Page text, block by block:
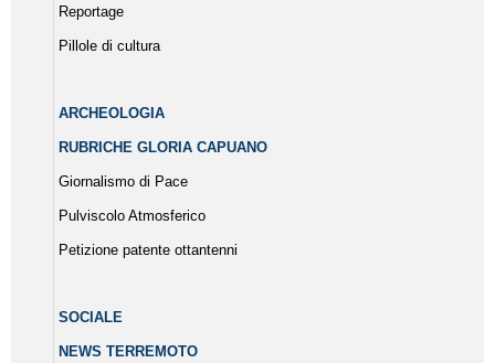
Reportage
Pillole di cultura
ARCHEOLOGIA
RUBRICHE GLORIA CAPUANO
Giornalismo di Pace
Pulviscolo Atmosferico
Petizione patente ottantenni
SOCIALE
NEWS TERREMOTO